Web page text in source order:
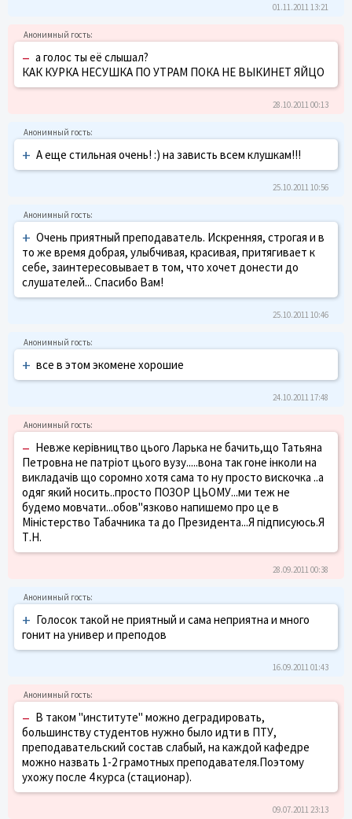
01.11.2011 13:21
– а голос ты её слышал?
КАК КУРКА НЕСУШКА ПО УТРАМ ПОКА НЕ ВЫКИНЕТ ЯЙЦО
28.10.2011 00:13
+ А еще стильная очень! :) на зависть всем клушкам!!!
25.10.2011 10:56
+ Очень приятный преподаватель. Искренняя, строгая и в
то же время добрая, улыбчивая, красивая, притягивает к
себе, заинтересовывает в том, что хочет донести до
слушателей... Спасибо Вам!
25.10.2011 10:46
+ все в этом экомене хорошие
24.10.2011 17:48
– Невже керівництво цього Ларька не бачить,що Татьяна
Петровна не патріот цього вузу.....вона так гоне інколи на
викладачів що соромно хотя сама то ну просто вискочка ..а
одяг який носить..просто ПОЗОР ЦЬОМУ...ми теж не
будемо мовчати...обов"язково напишемо про це в
Міністерство Табачника та до Президента...Я підписуюсь.Я
Т.Н.
28.09.2011 00:38
+ Голосок такой не приятный и сама неприятна и много
гонит на универ и преподов
16.09.2011 01:43
– В таком "институте" можно деградировать,
большинству студентов нужно было идти в ПТУ,
преподавательский состав слабый, на каждой кафедре
можно назвать 1-2 грамотных преподавателя.Поэтому
ухожу после 4 курса (стационар).
09.07.2011 23:13